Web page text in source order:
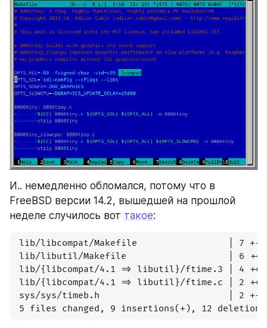
И.. немедленно обломался, потому что в
FreeBSD версии 14.2, вышедшей на прошлой
неделе случилось вот такое:
lib/libcompat/Makefile                 | 7
lib/libutil/Makefile                   | 6
lib/{libcompat/4.1 => libutil}/ftime.3 | 4
lib/{libcompat/4.1 => libutil}/ftime.c | 2 ++
sys/sys/timeb.h                        | 2 +-
5 files changed, 9 insertions(+), 12